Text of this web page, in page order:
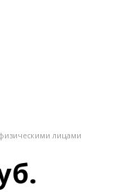
лицами